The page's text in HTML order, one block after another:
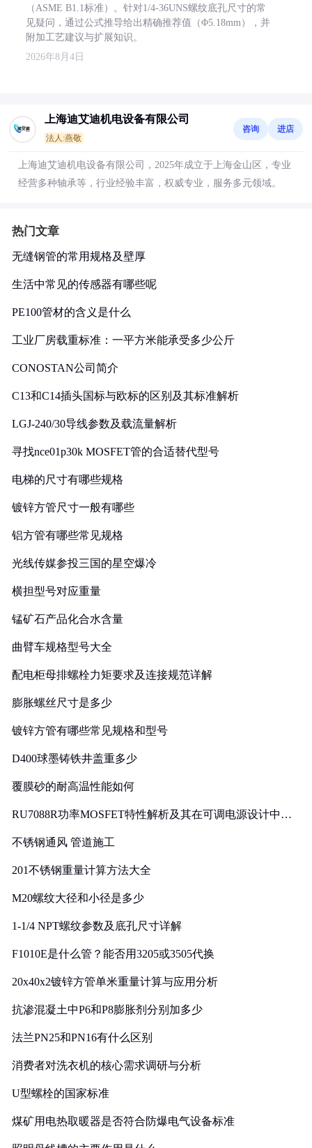
（ASME B1.1标准）。针对1/4-36UNS螺纹底孔尺寸的常
见疑问，通过公式推导给出精确推荐值（Φ5.18mm），并
附加工艺建议与扩展知识。
2026年8月4日
上海迪艾迪机电设备有限公司
法人:燕敬
咨询 进店
上海迪艾迪机电设备有限公司，2025年成立于上海金山区，专业
经营多种轴承等，行业经验丰富，权威专业，服务多元领域。
热门文章
无缝钢管的常用规格及壁厚
生活中常见的传感器有哪些呢
PE100管材的含义是什么
工业厂房载重标准：一平方米能承受多少公斤
CONOSTAN公司简介
C13和C14插头国标与欧标的区别及其标准解析
LGJ-240/30导线参数及载流量解析
寻找nce01p30k MOSFET管的合适替代型号
电梯的尺寸有哪些规格
镀锌方管尺寸一般有哪些
铝方管有哪些常见规格
光线传媒参投三国的星空爆冷
横担型号对应重量
锰矿石产品化合水含量
曲臂车规格型号大全
配电柜母排螺栓力矩要求及连接规范详解
膨胀螺丝尺寸是多少
镀锌方管有哪些常见规格和型号
D400球墨铸铁井盖重多少
覆膜砂的耐高温性能如何
RU7088R功率MOSFET特性解析及其在可调电源设计中的
不锈钢通风 管道施工
201不锈钢重量计算方法大全
M20螺纹大径和小径是多少
1-1/4 NPT螺纹参数及底孔尺寸详解
F1010E是什么管？能否用3205或3505代换
20x40x2镀锌方管单米重量计算与应用分析
抗渗混凝土中P6和P8膨胀剂分别加多少
法兰PN25和PN16有什么区别
消费者对洗衣机的核心需求调研与分析
U型螺栓的国家标准
煤矿用电热取暖器是否符合防爆电气设备标准